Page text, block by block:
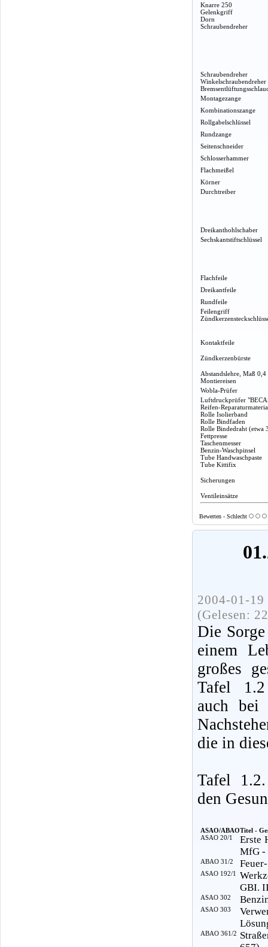
Knarre 250
Gelenkgriff
Dorn
Schraubendreher
Schraubendreher
Winkelschraubendreher
Montagezange
Kombinationszange
Rollgabelschlüssel
Rundzange
Seitenschneider
Schlosserhammer
Flachmeißel
Körner
Durchtreiber
Dreikanthohlschaber
Sechskantstiftschlüssel
Flachfeile
Dreikantfeile
Rundfeile
Feilengriff
Kontaktfeile
Zündkerzenbürste
Abstandslehre, Maß
Montiereisen
Wobla-Prüfer
Luftdruckprüfer
Reifen-
Rolle Isolierband
Rolle Bindfaden
Rolle Bindedraht (etwa
Fettpresse
Taschenmesser
Benzin-Waschpinsel
Tube Handwaschpaste
Tube Kittifix
Sicherungen
Ventileinsätze
Bewerten - Schlecht
2004-01-
(Gelesen:
Die
einem
großes
Tafel 1.2
auch bei
die in
Tafel
den
ASAO/ABAOTitel -
ASAO 20/1
Erste
MfG -
ABAO 31/2
ASAO 192/1
GBI.
ASAO 302
ASAO 303
ABAO 361/2